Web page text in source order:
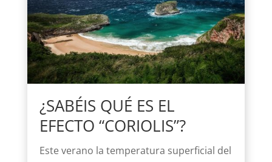
¿SABÉIS QUÉ ES EL
EFECTO “CORIOLIS”?
Este verano la temperatura superficial del